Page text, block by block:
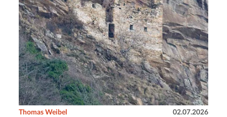
Thomas Weibel 02.07.2026